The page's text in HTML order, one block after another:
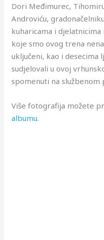
Dori Međimurec,
Androviću,
kuharicama i
koje smo ovog trena
uključeni, kao i desecima
sudjelovali u ovoj
spomenuti na službenom
Više fotografija možete
albumu.